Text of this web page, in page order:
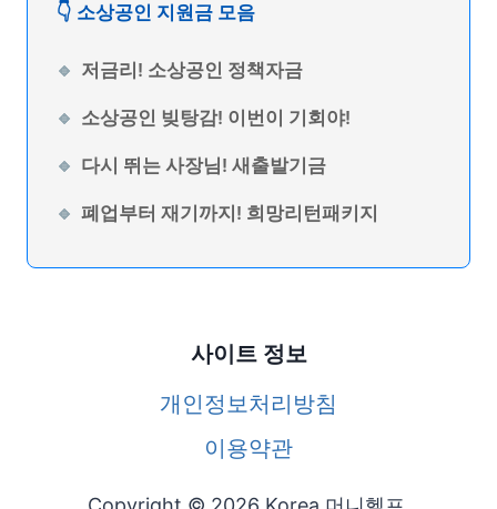
👇 소상공인 지원금 모음
저금리! 소상공인 정책자금
소상공인 빚탕감! 이번이 기회야!
다시 뛰는 사장님! 새출발기금
폐업부터 재기까지! 희망리턴패키지
사이트 정보
개인정보처리방침
이용약관